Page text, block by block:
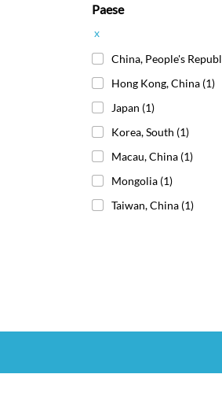
Paese
x
China, People's
Hong Kong, China (1)
Japan (1)
Korea, South (1)
Macau, China (1)
Mongolia (1)
Taiwan, China (1)